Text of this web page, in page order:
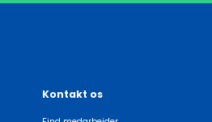
Kontakt os